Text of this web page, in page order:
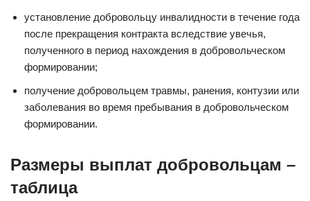
установление добровольцу инвалидности в течение года
после прекращения контракта вследствие увечья,
полученного в период нахождения в добровольческом
формировании;
получение добровольцем травмы, ранения, контузии или
заболевания во время пребывания в добровольческом
формировании.
Размеры выплат добровольцам –
таблица